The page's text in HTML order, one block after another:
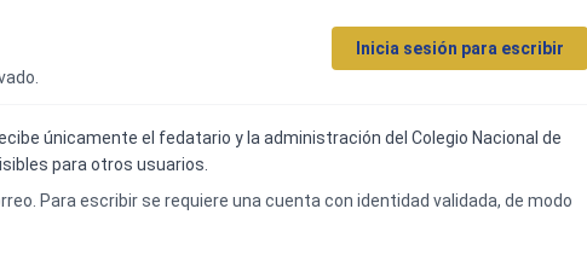
Inicia sesión para escribir
únicamente el fedatario y la administración del Colegio Nacional de
para otros usuarios.
Para escribir se requiere una cuenta con identidad validada, de modo